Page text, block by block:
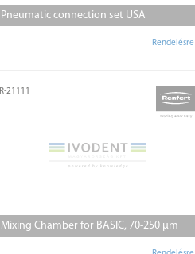
Pneumatic connection set USA
Rendelésre
R-21111
Mixing Chamber for BASIC, 70-250 µm